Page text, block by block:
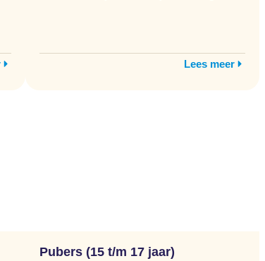
Lees meer
Pubers (15 t/m 17 jaar)